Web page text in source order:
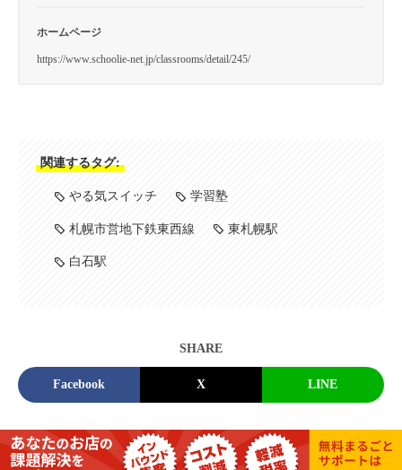
ホームページ
https://www.schoolie-net.jp/classrooms/detail/245/
関連するタグ:
やる気スイッチ 学習塾
札幌市営地下鉄東西線 東札幌駅
白石駅
SHARE
Facebook X LINE